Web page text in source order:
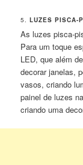
5.LUZES PISCA-
As luzes pisca-
Para um toque
LED, que além
decorar janelas,
vasos, criando
painel de luzes
criando uma